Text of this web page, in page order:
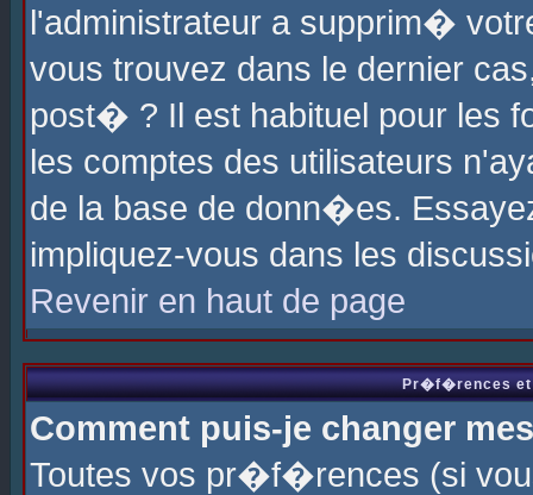
l'administrateur a supprim�
vous trouvez dans le dernier
post� ? Il est habituel pour les
les comptes des utilisateurs
de la base de donn�es.
impliquez-vous dans les
Revenir en haut de page
Pr�f�rences et
Comment puis-je changer
Toutes vos pr�f�rences (si